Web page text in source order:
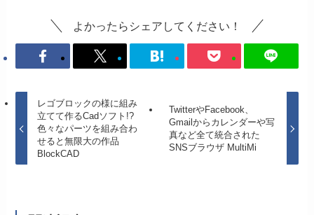
よかったらシェアしてください！
レゴブロックの様に組み
立てて作るCadソフト!?
色々なパーツを組み合わ
せると無限大の作品
BlockCAD
TwitterやFacebook、
Gmailからカレンダーや写
真など全て統合された
SNSブラウザ MultiMi